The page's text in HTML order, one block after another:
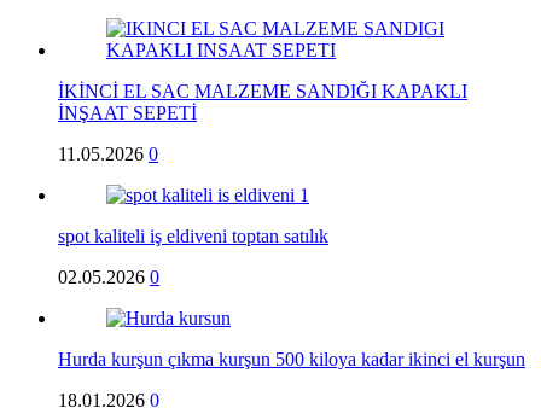
İKİNCİ EL SAC MALZEME SANDIĞI KAPAKLI
İNŞAAT SEPETİ
11.05.2026 0
spot kaliteli iş eldiveni toptan satılık
02.05.2026 0
Hurda kurşun çıkma kurşun 500 kiloya kadar ikinci el kurşun
18.01.2026 0